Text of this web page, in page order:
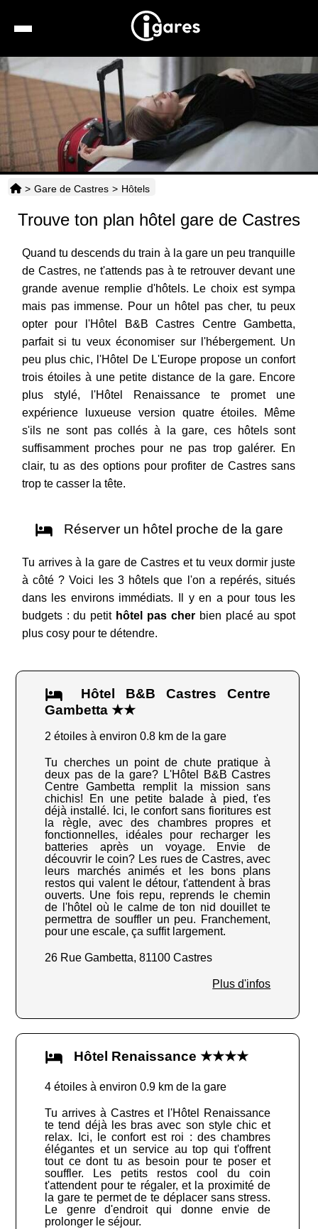
Location de voiture
Hôtels
Taxis
Horaires
> Gare de Castres > Hôtels
Trouve ton plan hôtel gare de Castres
Quand tu descends du train à la gare un peu tranquille
de Castres, ne t'attends pas à te retrouver devant une
grande avenue remplie d'hôtels. Le choix est sympa
mais pas immense. Pour un hôtel pas cher, tu peux
opter pour l'Hôtel B&B Castres Centre Gambetta,
parfait si tu veux économiser sur l'hébergement. Un
peu plus chic, l'Hôtel De L'Europe propose un confort
trois étoiles à une petite distance de la gare. Encore
plus stylé, l'Hôtel Renaissance te promet une
expérience luxueuse version quatre étoiles. Même
s'ils ne sont pas collés à la gare, ces hôtels sont
suffisamment proches pour ne pas trop galérer. En
clair, tu as des options pour profiter de Castres sans
trop te casser la tête.
Réserver un hôtel proche de la gare
Tu arrives à la gare de Castres et tu veux dormir juste
à côté ? Voici les 3 hôtels que l'on a repérés, situés
dans les environs immédiats. Il y en a pour tous les
budgets : du petit hôtel pas cherbien placé au spot
plus cosy pour te détendre.
Hôtel B&B Castres Centre
Gambetta ★★
2 étoiles à environ 0.8 km de la gare
Tu cherches un point de chute pratique à
deux pas de la gare? L'Hôtel B&B Castres
Centre Gambetta remplit la mission sans
chichis! En une petite balade à pied, t'es
déjà installé. Ici, le confort sans fioritures est
la règle, avec des chambres propres et
fonctionnelles, idéales pour recharger les
batteries après un voyage. Envie de
découvrir le coin? Les rues de Castres, avec
leurs marchés animés et les bons plans
restos qui valent le détour, t'attendent à bras
ouverts. Une fois repu, reprends le chemin
de l'hôtel où le calme de ton nid douillet te
permettra de souffler un peu. Franchement,
pour une escale, ça suffit largement.
26 Rue Gambetta, 81100 Castres
Plus d'infos
Hôtel Renaissance ★★★★
4 étoiles à environ 0.9 km de la gare
Tu arrives à Castres et l'Hôtel Renaissance
te tend déjà les bras avec son style chic et
relax. Ici, le confort est roi : des chambres
élégantes et un service au top qui t'offrent
tout ce dont tu as besoin pour te poser et
souffler. Les petits restos cool du coin
t'attendent pour te régaler, et la proximité de
la gare te permet de te déplacer sans stress.
Le genre d'endroit qui donne envie de
prolonger le séjour.